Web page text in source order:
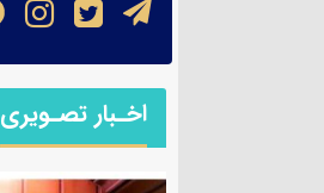
اخـبار تصـویری